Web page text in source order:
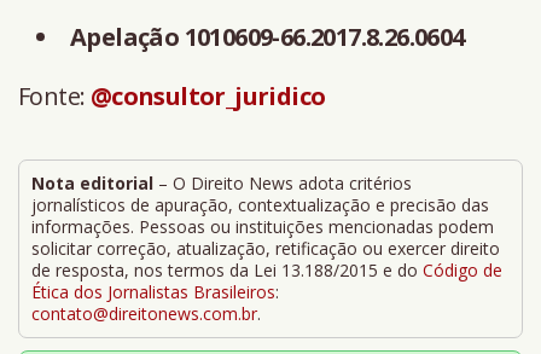
Apelação 1010609-66.2017.8.26.0604
Fonte: @consultor_juridico
Nota editorial – O Direito News adota critérios
jornalísticos de apuração, contextualização e precisão das
informações. Pessoas ou instituições mencionadas podem
solicitar correção, atualização, retificação ou exercer direito
de resposta, nos termos da Lei 13.188/2015 e do Código de
Ética dos Jornalistas Brasileiros:
contato@direitonews.com.br.